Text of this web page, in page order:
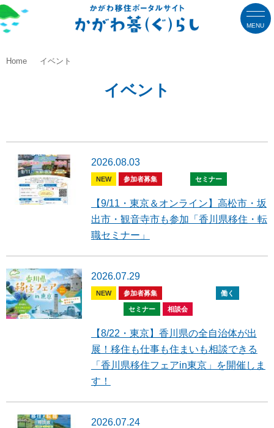
MENU
Home イベント
イベント
2026.08.03
NEW 参加者募集 セミナー
【9/11・東京＆オンライン】高松市・坂
出市・観音寺市も参加「香川県移住・転
職セミナー」
2026.07.29
NEW 参加者募集 働く
セミナー 相談会
【8/22・東京】香川県の全自治体が出
展！移住も仕事も住まいも相談できる
「香川県移住フェアin東京」を開催しま
す！
2026.07.24